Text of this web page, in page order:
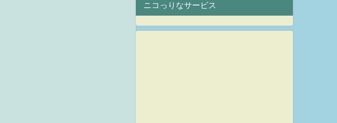
ニコっりなサービス